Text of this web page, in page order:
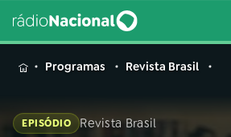
MENUProgramas Revista Brasil
EPISÓDIO Revista Brasil